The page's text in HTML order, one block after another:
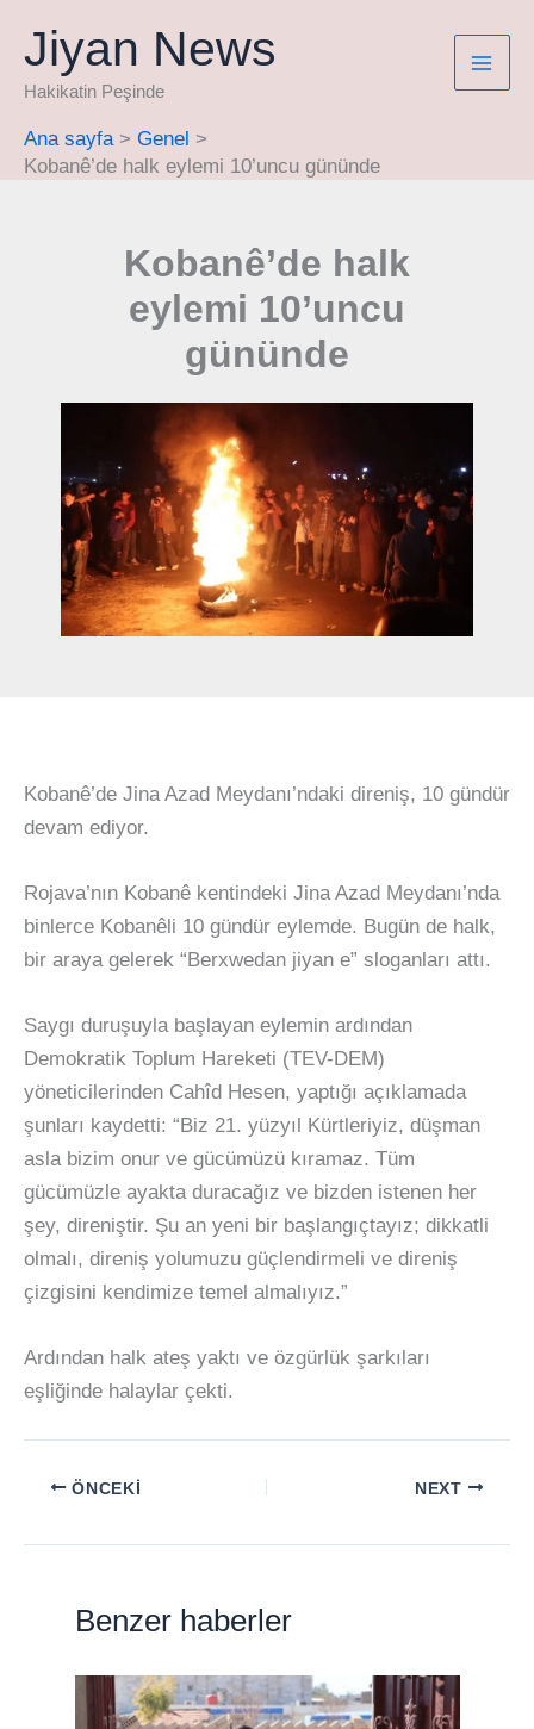
Jiyan News
Hakikatin Peşinde
Ana sayfa
Genel
Kobanê’de halk eylemi 10’uncu gününde
Kobanê’de halk
eylemi 10’uncu
gününde
Kobanê’de Jina Azad Meydanı’ndaki direniş, 10 gündür
devam ediyor.
Rojava’nın Kobanê kentindeki Jina Azad Meydanı’nda
binlerce Kobanêli 10 gündür eylemde. Bugün de halk,
bir araya gelerek “Berxwedan jiyan e” sloganları attı.
Saygı duruşuyla başlayan eylemin ardından
Demokratik Toplum Hareketi (TEV-DEM)
yöneticilerinden Cahîd Hesen, yaptığı açıklamada
şunları kaydetti: “Biz 21. yüzyıl Kürtleriyiz, düşman
asla bizim onur ve gücümüzü kıramaz. Tüm
gücümüzle ayakta duracağız ve bizden istenen her
şey, direniştir. Şu an yeni bir başlangıçtayız; dikkatli
olmalı, direniş yolumuzu güçlendirmeli ve direniş
çizgisini kendimize temel almalıyız.”
Ardından halk ateş yaktı ve özgürlük şarkıları
eşliğinde halaylar çekti.
ÖNCEKI NEXT
Benzer haberler